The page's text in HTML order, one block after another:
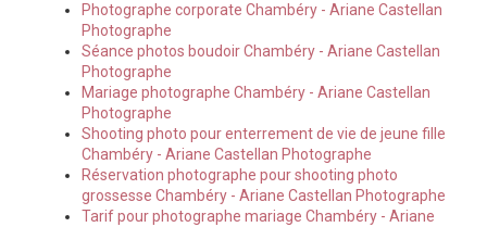
Photographe corporate Chambéry - Ariane Castellan
Photographe
Séance photos boudoir Chambéry - Ariane Castellan
Photographe
Mariage photographe Chambéry - Ariane Castellan
Photographe
Shooting photo pour enterrement de vie de jeune fille
Chambéry - Ariane Castellan Photographe
Réservation photographe pour shooting photo
grossesse Chambéry - Ariane Castellan Photographe
Tarif pour photographe mariage Chambéry - Ariane